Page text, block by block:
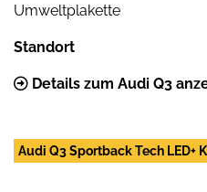
Umweltplakette
Standort
Details zum Audi Q3
Audi Q3 Sportback Tech LED+